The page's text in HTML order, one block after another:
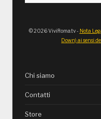
© 2026 ViviRoma.tv - Nota
Down) ai sensi
Chi siamo
Contatti
Store